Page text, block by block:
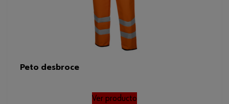
Peso del producto (por artículo)
Peto desbroce
Ver producto